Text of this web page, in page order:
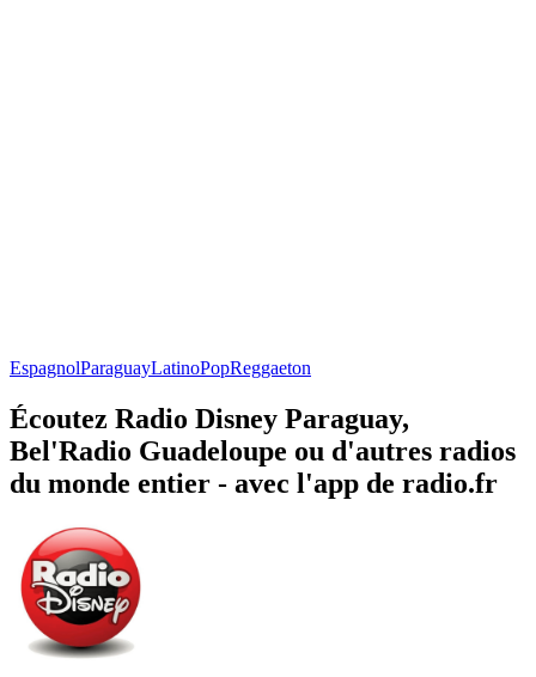
EspagnolParaguayLatinoPopReggaeton
Écoutez Radio Disney Paraguay,
Bel'Radio Guadeloupe ou d'autres radios
du monde entier - avec l'app de radio.fr